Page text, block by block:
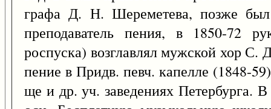
графа Д. Н. Шереметева, позже
преподаватель пения, в 1850-72
роспуска) возглавлял мужской хор
пение в Придв. певч. капелле (1848-
ще и др. уч. заведениях